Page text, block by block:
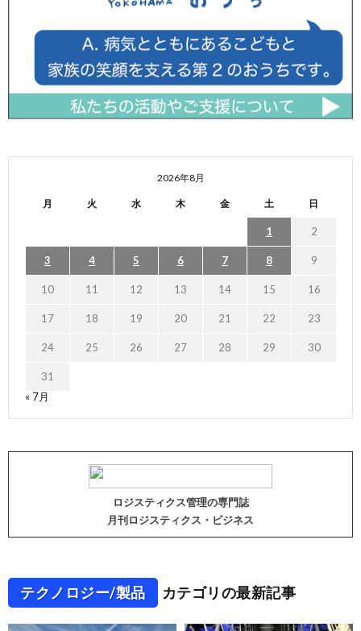
2026年8月
月 火 水 木 金 土 日
1 2
3 4 5 6 7 8 9
10 11 12 13 14 15 16
17 18 19 20 21 22 23
24 25 26 27 28 29 30
31
« 7月
ロジスティクス管理の専門誌
月刊ロジスティクス・ビジネス
テクノロジー/製品 カテゴリの最新記事